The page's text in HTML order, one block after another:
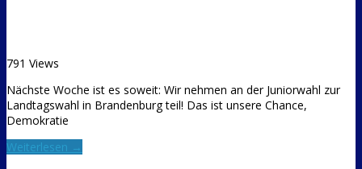
791 Views
Nächste Woche ist es soweit: Wir nehmen an der Juniorwahl zur
Landtagswahl in Brandenburg teil! Das ist unsere Chance,
Demokratie
Weiterlesen →